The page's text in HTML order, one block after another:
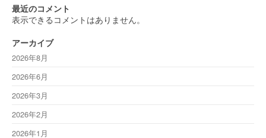
ゴ
リ
最近のコメント
表示できるコメントはありません。
アーカイブ
2026年8月
2026年6月
2026年3月
2026年2月
2026年1月